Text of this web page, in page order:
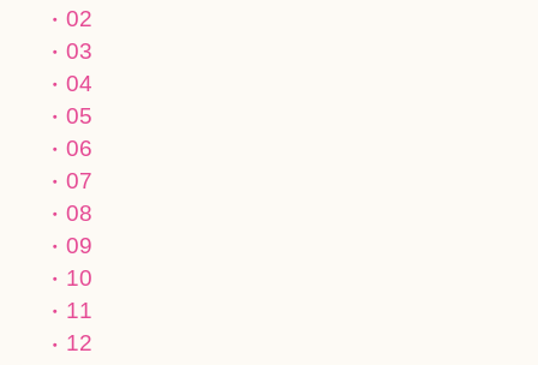
02
03
04
05
06
07
08
09
10
11
12